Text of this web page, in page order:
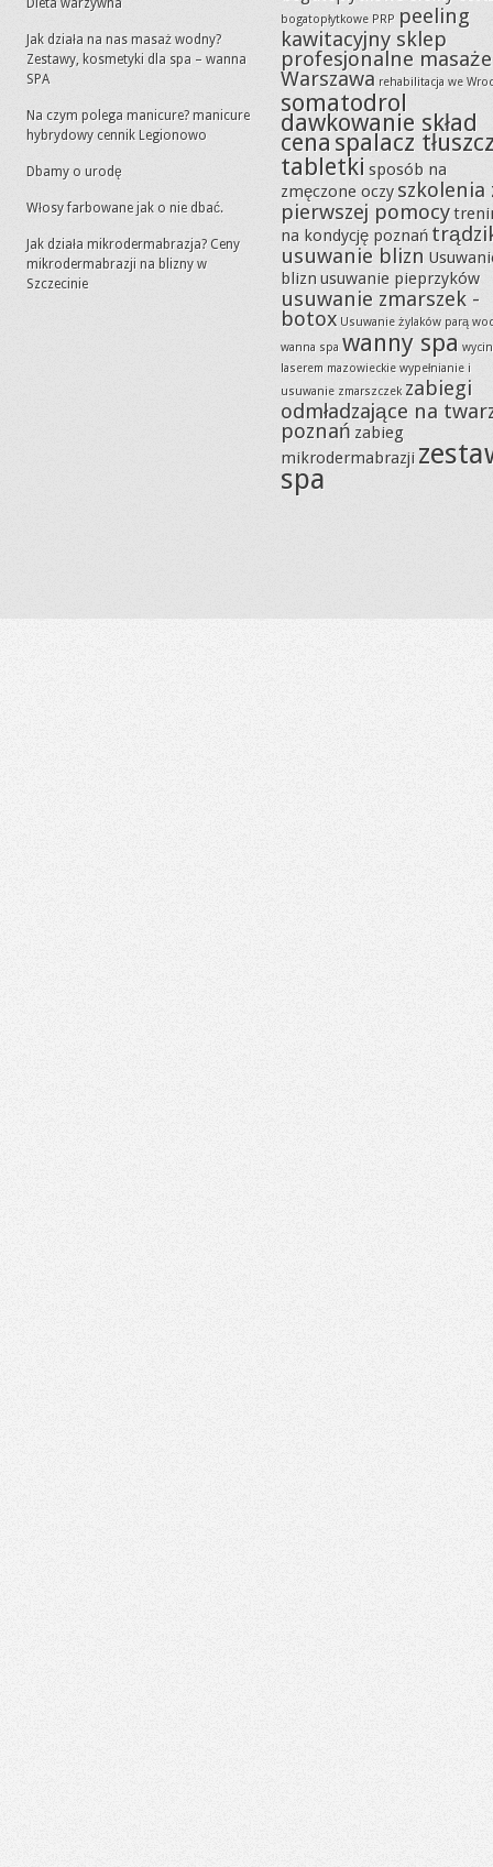
Dieta warzywna
Jak działa na nas masaż wodny?
Zestawy, kosmetyki dla spa – wanna
SPA
Na czym polega manicure? manicure
hybrydowy cennik Legionowo
Dbamy o urodę
Włosy farbowane jak o nie dbać.
Jak działa mikrodermabrazja? Ceny
mikrodermabrazji na blizny w
Szczecinie
bogatopłytkowe PRP peeling
kawitacyjny sklep
profesjonalne masaże
Warszawa rehabilitacja we
somatodrol
dawkowanie skład
cenaspalacz
tabletki sposób na
zmęczone oczy szkolenia
pierwszej pomocy
na kondycję poznań
usuwanie blizn
blizn usuwanie pieprzyków
usuwanie zmarszek -
botox Usuwanie żylaków parą
wanna spa wanny spa
laserem mazowieckie wypełnianie i
usuwanie zmarszczek zabiegi
odmładzające na
poznań zabieg
mikrodermabrazji
spa